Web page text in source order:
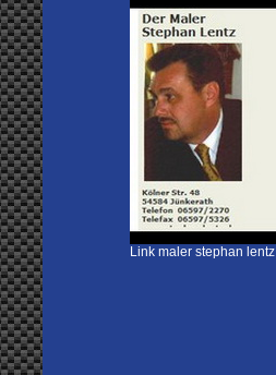
Link maler stephan lentz